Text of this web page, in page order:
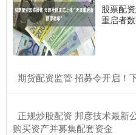
股票配
重启者
期货配资监管 招募令开启！
正规炒股配资 邦彦技术最新
购买资产并募集配套资金